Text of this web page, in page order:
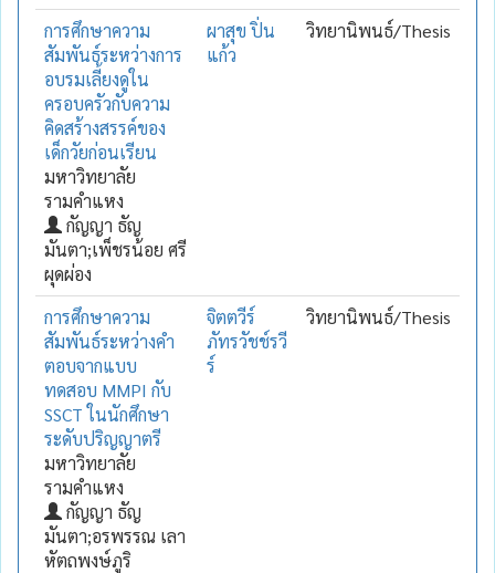
การศึกษาความ
สัมพันธ์ระหว่างการ
อบรมเลี้ยงดูใน
ครอบครัวกับความ
คิดสร้างสรรค์ของ
เด็กวัยก่อนเรียน
มหาวิทยาลัย
รามคำแหง
กัญญา ธัญ
มันตา;เพ็ชรน้อย ศรี
ผุดผ่อง
ผาสุข ปิ่น
แก้ว
วิทยานิพนธ์/Thesis
การศึกษาความ
สัมพันธ์ระหว่างคำ
ตอบจากแบบ
ทดสอบ MMPI กับ
SSCT ในนักศึกษา
ระดับปริญญาตรี
มหาวิทยาลัย
รามคำแหง
กัญญา ธัญ
มันตา;อรพรรณ เลา
หัตถพงษ์ภูริ
จิตตวีร์
ภัทรวัชช์รวี
ร์
วิทยานิพนธ์/Thesis